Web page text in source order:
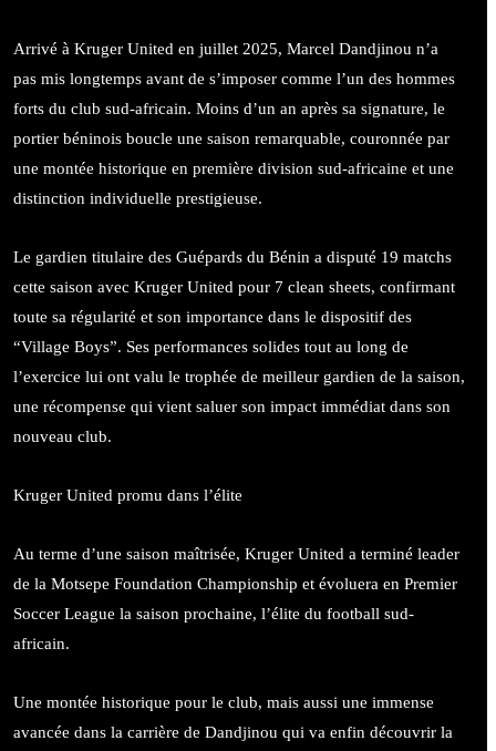
Arrivé à Kruger United en juillet 2025, Marcel Dandjinou n’a
pas mis longtemps avant de s’imposer comme l’un des hommes
forts du club sud-africain. Moins d’un an après sa signature, le
portier béninois boucle une saison remarquable, couronnée par
une montée historique en première division sud-africaine et une
distinction individuelle prestigieuse.
Le gardien titulaire des Guépards du Bénin a disputé 19 matchs
cette saison avec Kruger United pour 7 clean sheets, confirmant
toute sa régularité et son importance dans le dispositif des
“Village Boys”. Ses performances solides tout au long de
l’exercice lui ont valu le trophée de meilleur gardien de la saison,
une récompense qui vient saluer son impact immédiat dans son
nouveau club.
Kruger United promu dans l’élite
Au terme d’une saison maîtrisée, Kruger United a terminé leader
de la Motsepe Foundation Championship et évoluera en Premier
Soccer League la saison prochaine, l’élite du football sud-
africain.
Une montée historique pour le club, mais aussi une immense
avancée dans la carrière de Dandjinou qui va enfin découvrir la